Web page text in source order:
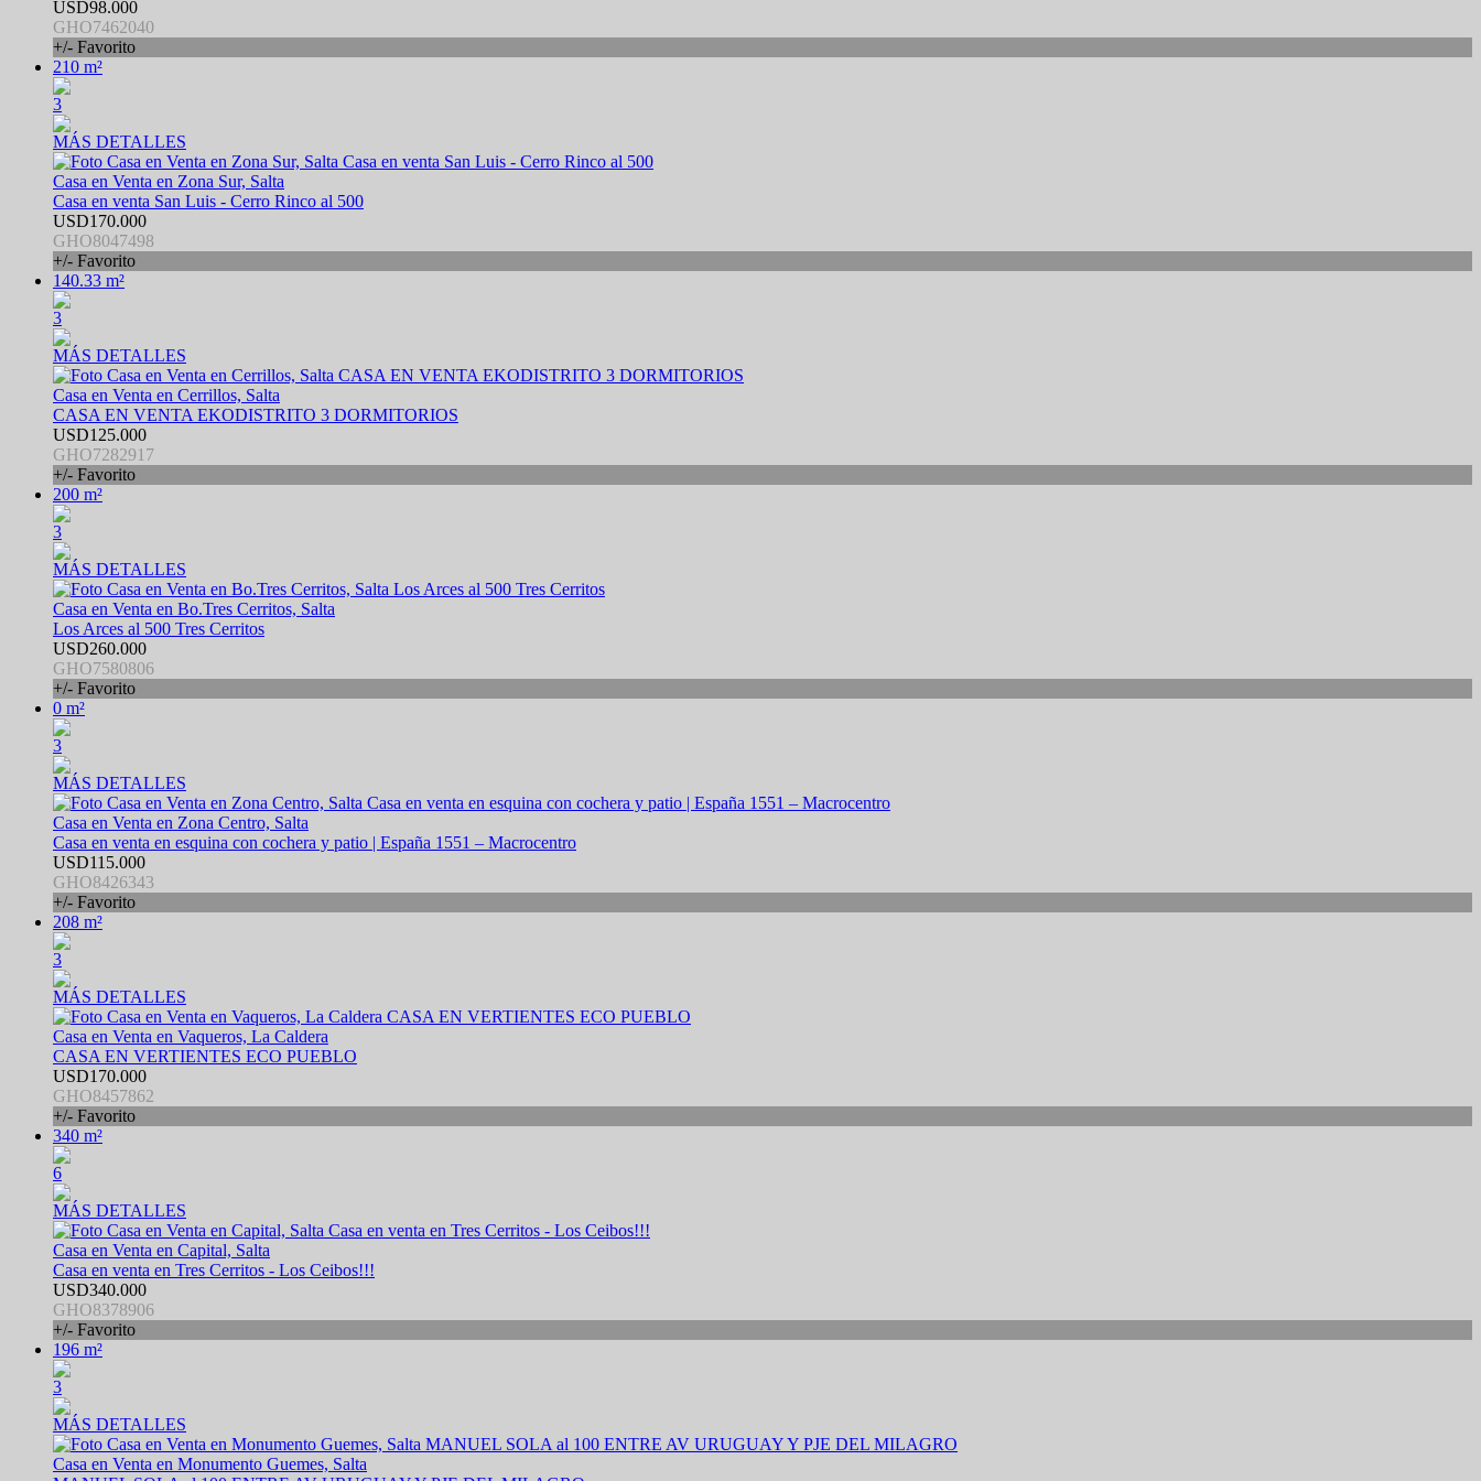
USD98.000
GHO7462040
+/- Favorito
210 m²
3
MÁS DETALLES
Casa en Venta en Zona Sur, Salta
Casa en venta San Luis - Cerro Rinco al 500
USD170.000
GHO8047498
+/- Favorito
140.33 m²
3
MÁS DETALLES
Casa en Venta en Cerrillos, Salta
CASA EN VENTA EKODISTRITO 3 DORMITORIOS
USD125.000
GHO7282917
+/- Favorito
200 m²
3
MÁS DETALLES
Casa en Venta en Bo.Tres Cerritos, Salta
Los Arces al 500 Tres Cerritos
USD260.000
GHO7580806
+/- Favorito
0 m²
3
MÁS DETALLES
Casa en Venta en Zona Centro, Salta
Casa en venta en esquina con cochera y patio | España 1551 – Macrocentro
USD115.000
GHO8426343
+/- Favorito
208 m²
3
MÁS DETALLES
Casa en Venta en Vaqueros, La Caldera
CASA EN VERTIENTES ECO PUEBLO
USD170.000
GHO8457862
+/- Favorito
340 m²
6
MÁS DETALLES
Casa en Venta en Capital, Salta
Casa en venta en Tres Cerritos - Los Ceibos!!!
USD340.000
GHO8378906
+/- Favorito
196 m²
3
MÁS DETALLES
Casa en Venta en Monumento Guemes, Salta